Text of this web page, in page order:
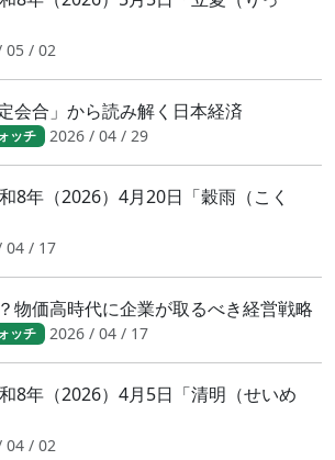
05 / 02
会合」から読み解く日本経済
ッチ 2026 / 04 / 29
年（2026）4月20日「穀雨（こく
04 / 17
物価高時代に企業が取るべき経営戦略
ッチ 2026 / 04 / 17
年（2026）4月5日「清明（せいめ
04 / 02